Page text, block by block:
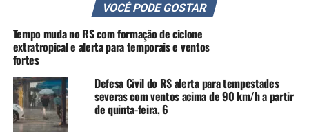
Até o fim da tarde de segunda, permaneceu em vigor um
alerta laranja emitido pelo Instituto Nacional de
Meteorologia (Inmet) para vendavais com rajadas entre
60 e 100 km/h. As regiões mais afetadas foram a
Metropolitana de Porto Alegre, a Serra, o Sudeste e parte
da Região Central.
Além da capital, diversas cidades gaúchas
VOCÊ PODE GOSTAR
Tempo muda no RS com formação de ciclone
extratropical e alerta para temporais e ventos
fortes
Defesa Civil do RS alerta para tempestades
severas com ventos acima de 90 km/h a partir
de quinta-feira, 6